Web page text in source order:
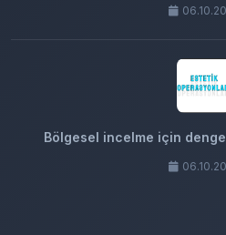
Bölgesel incelme için